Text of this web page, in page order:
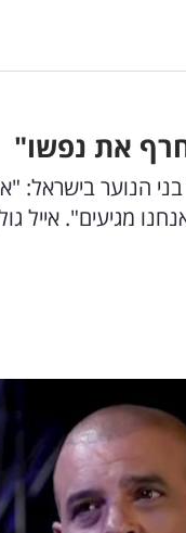
את נפשו"
הנוער בישראל:
אייל